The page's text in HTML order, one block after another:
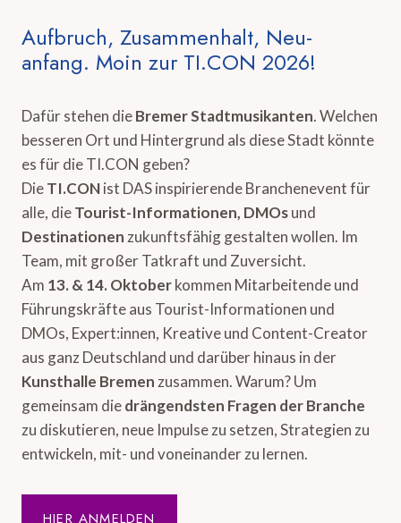
Aufbruch, Zusammenhalt, Neu-
anfang. Moin zur TI.CON 2026!
Dafür stehen dieBremer Stadtmusikanten. Welchen
besseren Ort und Hintergrund als diese Stadt könnte
es für die TI.CON geben?
DieTI.CONist DAS inspirierende Branchenevent für
alle, dieTourist-Informationen, DMOsund
Destinationen zukunftsfähig gestalten wollen. Im
Team, mit großer Tatkraft und Zuversicht.
Am 13. & 14. Oktoberkommen Mitarbeitende und
Führungskräfte aus Tourist-Informationen und
DMOs, Expert:innen, Kreative und Content-Creator
aus ganz Deutschland und darüber hinaus in der
Kunsthalle Bremen zusammen. Warum? Um
gemeinsam diedrängendsten Fragen der Branche
zu diskutieren, neue Impulse zu setzen, Strategien zu
entwickeln, mit- und voneinander zu lernen.
HIER ANMELDEN